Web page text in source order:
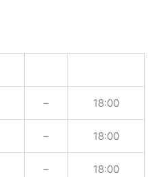
– 18:00
– 18:00
– 18:00